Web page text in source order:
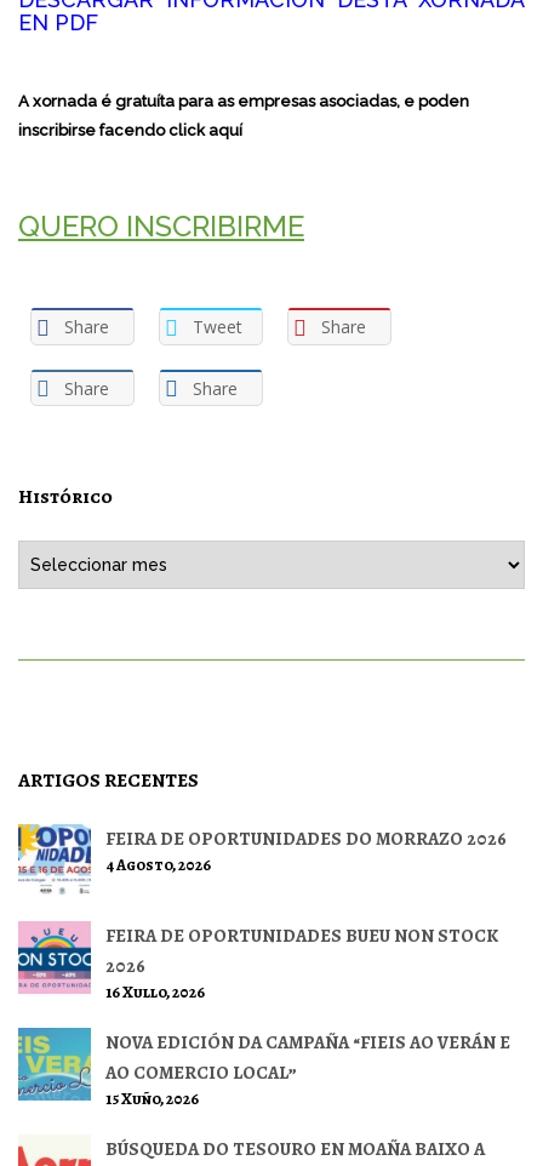
EN PDF
A xornada é gratuíta para as empresas asociadas, e poden
inscribirse facendo click aquí
QUERO INSCRIBIRME
Share Tweet Share
Share Share
Histórico
ARTIGOS RECENTES
FEIRA DE OPORTUNIDADES DO MORRAZO 2026
4 Agosto, 2026
FEIRA DE OPORTUNIDADES BUEU NON STOCK
2026
16 Xullo, 2026
NOVA EDICIÓN DA CAMPAÑA “FIEIS AO VERÁN E
AO COMERCIO LOCAL”
15 Xuño, 2026
BÚSQUEDA DO TESOURO EN MOAÑA BAIXO A